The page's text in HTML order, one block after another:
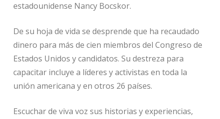
estadounidense Nancy Bocskor.
De su hoja de vida se desprende que ha recaudado
dinero para más de cien miembros del Congreso de
Estados Unidos y candidatos. Su destreza para
capacitar incluye a líderes y activistas en toda la
unión americana y en otros 26 países.
Escuchar de viva voz sus historias y experiencias,